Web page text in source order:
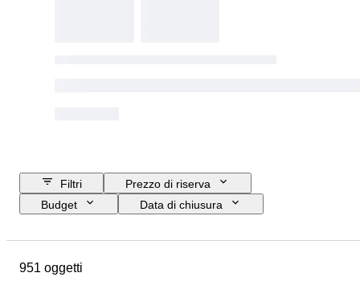
Filtri
Prezzo di riserva
Budget
Data di chiusura
Paese d’origine
951 oggetti